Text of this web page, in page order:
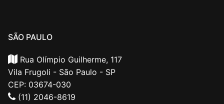
SÃO PAULO
Rua Olímpio Guilherme, 117
Vila Frugoli - São Paulo - SP
CEP: 03674-030
(11) 2046-8619